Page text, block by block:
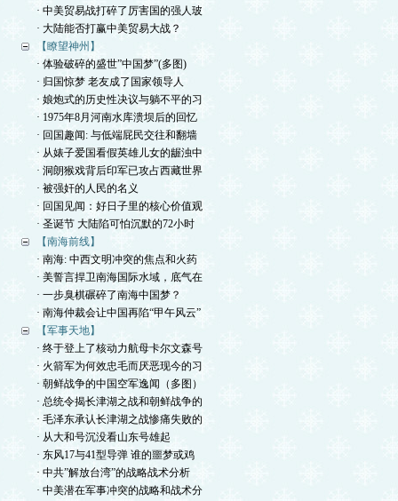
· 中美贸易战打碎了厉害国的强人玻
· 大陆能否打赢中美贸易大战？
【瞭望神州】
· 体验破碎的盛世”中国梦”(多图)
· 归国惊梦 老友成了国家领导人
· 娘炮式的历史性决议与躺不平的习
· 1975年8月河南水库溃坝后的回忆
· 回国趣闻: 与低端屁民交往和翻墙
· 从婊子爱国看假英雄儿女的龌浊中
· 洞朗猴戏背后印军已攻占西藏世界
· 被强奸的人民的名义
· 回国见闻：好日子里的核心价值观
· 圣诞节 大陆陷可怕沉默的72小时
【南海前线】
· 南海: 中西文明冲突的焦点和火药
· 美誓言捍卫南海国际水域，底气在
· 一步臭棋碾碎了南海中国梦？
· 南海仲裁会让中国再陷“甲午风云”
【军事天地】
· 终于登上了核动力航母卡尔文森号
· 火箭军为何效忠毛而厌恶现今的习
· 朝鲜战争的中国空军逸闻（多图）
· 总统令揭长津湖之战和朝鲜战争的
· 毛泽东承认长津湖之战惨痛失败的
· 从大和号沉没看山东号雄起
· 东风17与41型导弹 谁的噩梦或鸡
· 中共”解放台湾”的战略战术分析
· 中美潜在军事冲突的战略和战术分